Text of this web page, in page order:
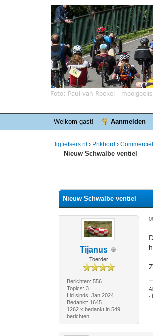
Welkom gast! Aanmelden
ligfietsers.nl › Prikbord ›
Nieuw Schwalbe ventiel
Nieuw Schwalbe ventiel
Tijanus
Toerder
Berichten: 556
Topics: 3
Lid sinds: Jan 2024
Bedankt: 1645
1262 x bedankt in 549
berichten
-